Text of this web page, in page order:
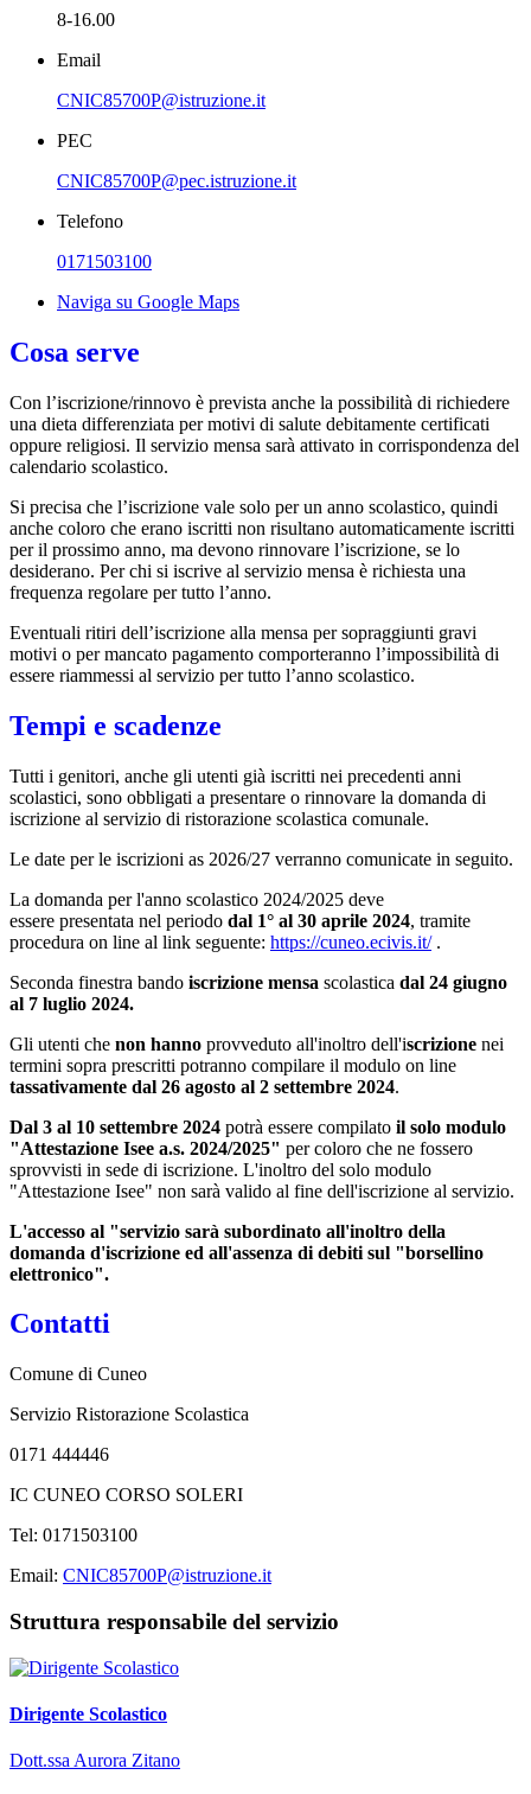
8-16.00
Email
CNIC85700P@istruzione.it
PEC
CNIC85700P@pec.istruzione.it
Telefono
0171503100
Naviga su Google Maps
Cosa serve
Con l’iscrizione/rinnovo è prevista anche la possibilità di richiedere
una dieta differenziata per motivi di salute debitamente certificati
oppure religiosi. Il servizio mensa sarà attivato in corrispondenza del
calendario scolastico.
Si precisa che l’iscrizione vale solo per un anno scolastico, quindi
anche coloro che erano iscritti non risultano automaticamente iscritti
per il prossimo anno, ma devono rinnovare l’iscrizione, se lo
desiderano. Per chi si iscrive al servizio mensa è richiesta una
frequenza regolare per tutto l’anno.
Eventuali ritiri dell’iscrizione alla mensa per sopraggiunti gravi
motivi o per mancato pagamento comporteranno l’impossibilità di
essere riammessi al servizio per tutto l’anno scolastico.
Tempi e scadenze
Tutti i genitori, anche gli utenti già iscritti nei precedenti anni
scolastici, sono obbligati a presentare o rinnovare la domanda di
iscrizione al servizio di ristorazione scolastica comunale.
Le date per le iscrizioni as 2026/27 verranno comunicate in seguito.
La domanda per l'anno scolastico 2024/2025 deve
essere presentata nel periodo dal 1° al 30 aprile 2024, tramite
procedura on line al link seguente: https://cuneo.ecivis.it/.
Seconda finestra bando iscrizione mensa scolastica dal 24 giugno
al 7 luglio 2024.
Gli utenti che non hanno provveduto all'inoltro dell'iscrizione nei
termini sopra prescritti potranno compilare il modulo on line
tassativamente dal 26 agosto al 2 settembre 2024.
Dal 3 al 10 settembre 2024 potrà essere compilato il solo modulo
"Attestazione Isee a.s. 2024/2025" per coloro che ne fossero
sprovvisti in sede di iscrizione. L'inoltro del solo modulo
"Attestazione Isee" non sarà valido al fine dell'iscrizione al servizio.
L'accesso al "servizio sarà subordinato all'inoltro della
domanda d'iscrizione ed all'assenza di debiti sul "borsellino
elettronico".
Contatti
Comune di Cuneo
Servizio Ristorazione Scolastica
0171 444446
IC CUNEO CORSO SOLERI
Tel: 0171503100
Email: CNIC85700P@istruzione.it
Struttura responsabile del servizio
Dirigente Scolastico
Dott.ssa Aurora Zitano